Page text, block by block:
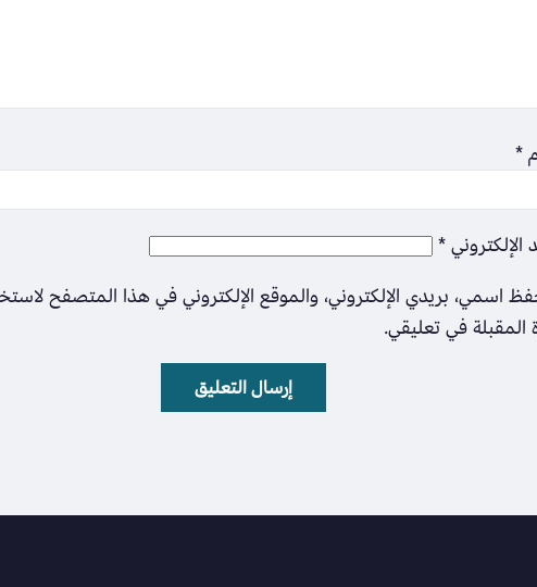
*
الإلكتروني*
اسمي، بريدي الإلكتروني، والموقع الإلكتروني في هذا المتصفح
المقبلة في تعليقي.